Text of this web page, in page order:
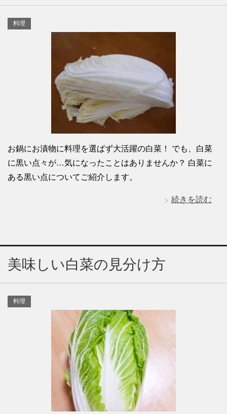
料理
お鍋にお漬物に料理を選ばず大活躍の白菜！ でも、白菜
に黒い点々が…気になったことはありませんか？ 白菜に
ある黒い点についてご紹介します。
続きを読む
美味しい白菜の見分け方
料理